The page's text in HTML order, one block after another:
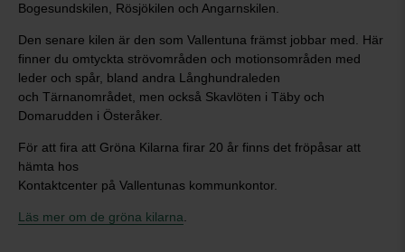
Bogesundskilen, Rösjökilen och Angarnskilen.
Den senare kilen är den som Vallentuna främst jobbar med. Här
finner du omtyckta strövområden och motionsområden med
leder och spår, bland andra Långhundraleden
och Tärnanområdet, men också Skavlöten i Täby och
Domarudden i Österåker.
För att fira att Gröna Kilarna firar 20 år finns det fröpåsar att
hämta hos
Kontaktcenter på Vallentunas kommunkontor.
Läs mer om de gröna kilarna